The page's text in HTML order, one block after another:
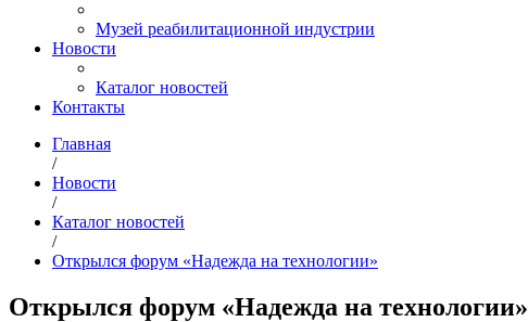
Музей реабилитационной индустрии
Новости
Каталог новостей
Контакты
Главная
/
Новости
/
Каталог новостей
/
Открылся форум «Надежда на технологии»
Открылся форум «Надежда на технологии»